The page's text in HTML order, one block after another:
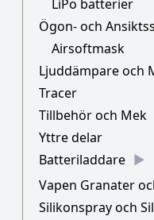
LiPo batterier
Ögon- och
Airsoftmask
Ljuddämpare och
Tracer
Tillbehör och Mek
Yttre delar
Batteriladdare
Vapen Granater
Silikonspray och